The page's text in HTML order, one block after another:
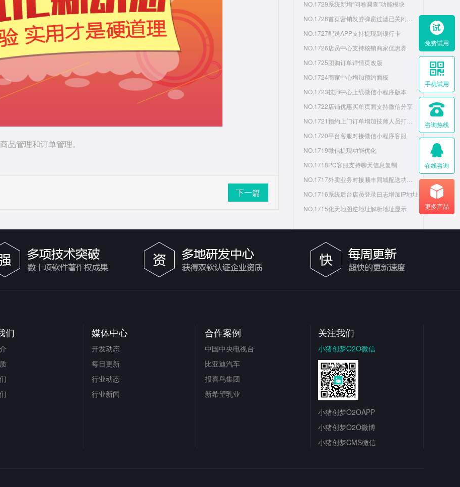
NO.1729系统新增“问卷调查”功能模块
NO.1727配送APP支持提现到银行卡
NO.1726店员中心支持核销商家优惠券
NO.1725团购订单详情页改版
NO.1724商家中心增加预约面板
NO.1723技师中心上线微信小程序版本
NO.1722店铺优惠买单页面支持微信分享
NO.1720平台客服对接微信小程序客服
NO.1719微信提现功能优化
NO.1718PC客服支持聊天信息复制
NO.1716系统后台店员登录日志增加IP地址
NO.1715化天地图逆地址解析地址显示
品管理和订单管理。
下一篇
们 媒体中心
开发动态
每日更新
行业动态
行业新闻
合作案例
中国中央电视台
比亚迪汽车
报喜鸟集团
新希望乳业
关注我们
小猪创梦O2O微信
小猪创梦O2OAPP
小猪创梦O2O微博
小猪创梦CMS微信
免费试用
手机试用
咨询热线
在线咨询
更多产品